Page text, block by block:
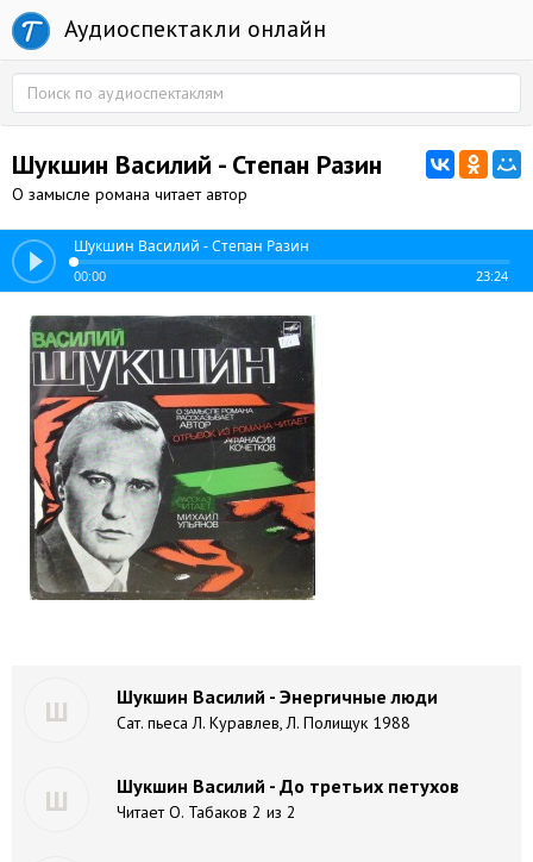
Аудиоспектакли онлайн
Шукшин Василий - Степан Разин
О замысле романа читает автор
Шукшин Василий - Степан Разин
00:00 23:24
Ш Шукшин Василий - Энергичные люди
Сат. пьеса Л. Куравлев, Л. Полищук 1988
Ш Шукшин Василий - До третьих петухов
Читает О. Табаков 2 из 2